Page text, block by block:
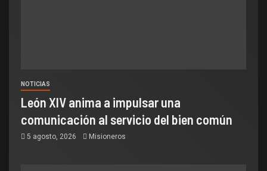
NOTICIAS
León XIV anima a impulsar una
comunicación al servicio del bien común
5 agosto, 2026 Misioneros